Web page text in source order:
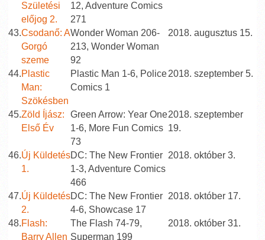
Születési
előjog 2.
12, Adventure Comics
271
43.Csodanő: A
Gorgó
szeme
Wonder Woman 206-
213, Wonder Woman
92
2018. augusztus 15.
44.Plastic
Man:
Szökésben
Plastic Man 1-6, Police
Comics 1
2018. szeptember 5.
45.Zöld Íjász:
Első Év
Green Arrow: Year One
1-6, More Fun Comics
73
2018. szeptember
19.
46.Új Küldetés
1.
DC: The New Frontier
1-3, Adventure Comics
466
2018. október 3.
47.Új Küldetés
2.
DC: The New Frontier
4-6, Showcase 17
2018. október 17.
48.Flash:
Barry Allen
The Flash 74-79,
Superman 199
2018. október 31.